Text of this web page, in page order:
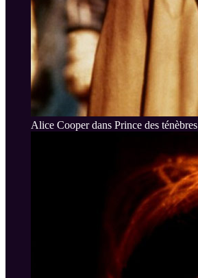
Alice Cooper dans Prince des ténèbres